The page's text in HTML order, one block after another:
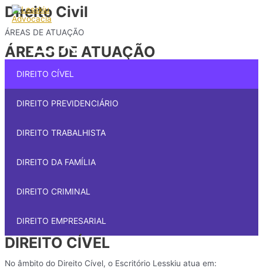
Ir
para
o
conteúdo
Main
Direito Civil
ÁREAS DE ATUAÇÃO
ÁREAS DE ATUAÇÃO
DIREITO CÍVEL
DIREITO PREVIDENCIÁRIO
DIREITO TRABALHISTA
DIREITO DA FAMÍLIA
DIREITO CRIMINAL
DIREITO EMPRESARIAL
DIREITO CÍVEL
No âmbito do Direito Cível, o Escritório Lesskiu atua em: